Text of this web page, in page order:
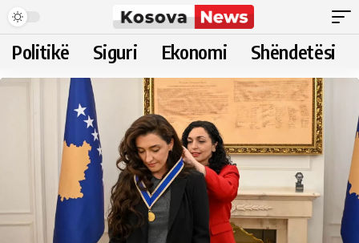
Politikë Siguri Ekonomi Shëndetësi